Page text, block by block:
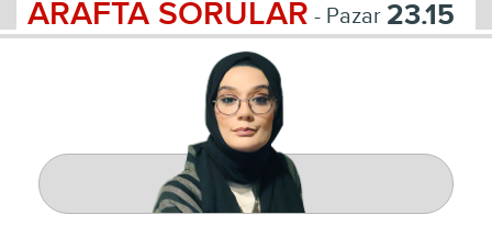
ARAFTA SORULAR - Pazar 23.15